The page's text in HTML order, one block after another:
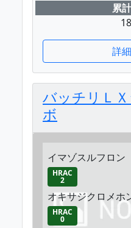
累
詳
バッチリＬ
ボ
イマゾスルフロン
HRAC
2
オキサジクロメホ
HRAC
0